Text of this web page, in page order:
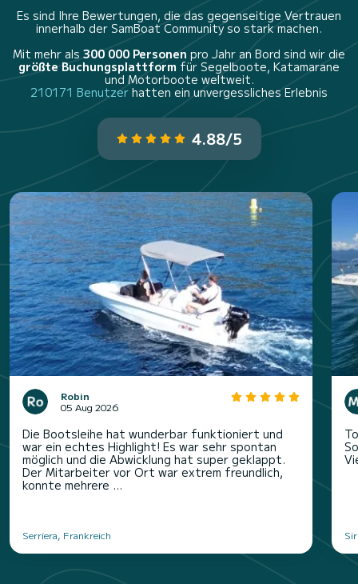
Es sind Ihre Bewertungen, die das gegenseitige Vertrauen
innerhalb der SamBoat Community so stark machen.
Mit mehr als 300 000 Personen pro Jahr an Bord sind wir die
größte Buchungsplattform für Segelboote, Katamarane
und Motorboote weltweit.
210171 Benutzer hatten ein unvergessliches Erlebnis
4.88/5
Robin
05 Aug 2026
Die Bootsleihe hat wunderbar funktioniert und
war ein echtes Highlight! Es war sehr spontan
möglich und die Abwicklung hat super geklappt.
Der Mitarbeiter vor Ort war extrem freundlich,
konnte mehrere ...
Serriera, Frankreich